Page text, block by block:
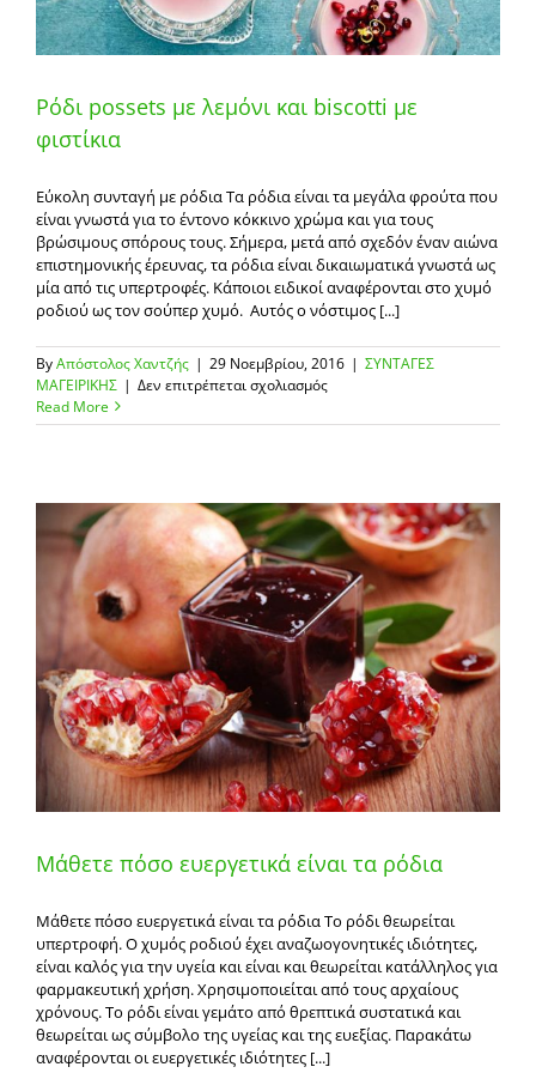
Ρόδι possets με λεμόνι και biscotti με
φιστίκια
Εύκολη συνταγή με ρόδια Τα ρόδια είναι τα μεγάλα φρούτα που
είναι γνωστά για το έντονο κόκκινο χρώμα και για τους
βρώσιμους σπόρους τους. Σήμερα, μετά από σχεδόν έναν αιώνα
επιστημονικής έρευνας, τα ρόδια είναι δικαιωματικά γνωστά ως
μία από τις υπερτροφές. Κάποιοι ειδικοί αναφέρονται στο χυμό
ροδιού ως τον σούπερ χυμό. Αυτός ο νόστιμος [...]
ByΑπόστολος Χαντζής | 29 Νοεμβρίου, 2016 | ΣΥΝΤΑΓΕΣ
ΜΑΓΕΙΡΙΚΗΣ | Δεν επιτρέπεται σχολιασμόςστο
possets
biscotti
με
φιστίκια
Read More
Μάθετε πόσο ευεργετικά είναι τα ρόδια
Μάθετε πόσο ευεργετικά είναι τα ρόδια Το ρόδι θεωρείται
υπερτροφή. Ο χυμός ροδιού έχει αναζωογονητικές ιδιότητες,
είναι καλός για την υγεία και είναι και θεωρείται κατάλληλος για
φαρμακευτική χρήση. Χρησιμοποιείται από τους αρχαίους
χρόνους. Το ρόδι είναι γεμάτο από θρεπτικά συστατικά και
θεωρείται ως σύμβολο της υγείας και της ευεξίας. Παρακάτω
αναφέρονται οι ευεργετικές ιδιότητες [...]